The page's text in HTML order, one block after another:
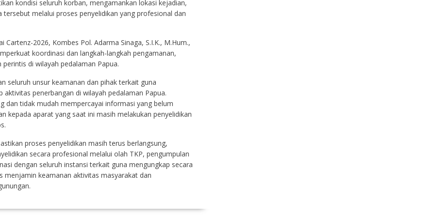
kondisi seluruh korban, mengamankan lokasi kejadian,
melalui proses penyelidikan yang profesional dan
2026, Kombes Pol. Adarma Sinaga, S.I.K., M.Hum.,
koordinasi dan langkah-langkah pengamanan,
di wilayah pedalaman Papua.
seluruh unsur keamanan dan pihak terkait guna
penerbangan di wilayah pedalaman Papua.
dan tidak mudah mempercayai informasi yang belum
kepada aparat yang saat ini masih melakukan penyelidikan
proses penyelidikan masih terus berlangsung,
secara profesional melalui olah TKP, pengumpulan
dengan seluruh instansi terkait guna mengungkap secara
menjamin keamanan aktivitas masyarakat dan